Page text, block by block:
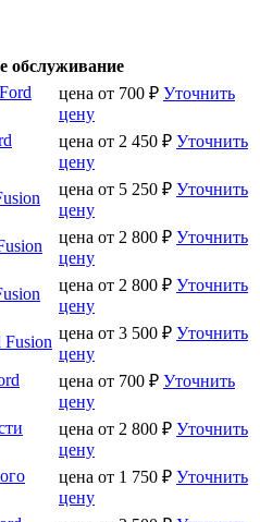
обслуживание
цена от 700 ₽ Уточнить
цену
цена от 2 450 ₽ Уточнить
цену
цена от 5 250 ₽ Уточнить
цену
цена от 2 800 ₽ Уточнить
цену
цена от 2 800 ₽ Уточнить
цену
Fusion цена от 3 500 ₽ Уточнить
цену
цена от 700 ₽ Уточнить
цену
цена от 2 800 ₽ Уточнить
цену
цена от 1 750 ₽ Уточнить
цену